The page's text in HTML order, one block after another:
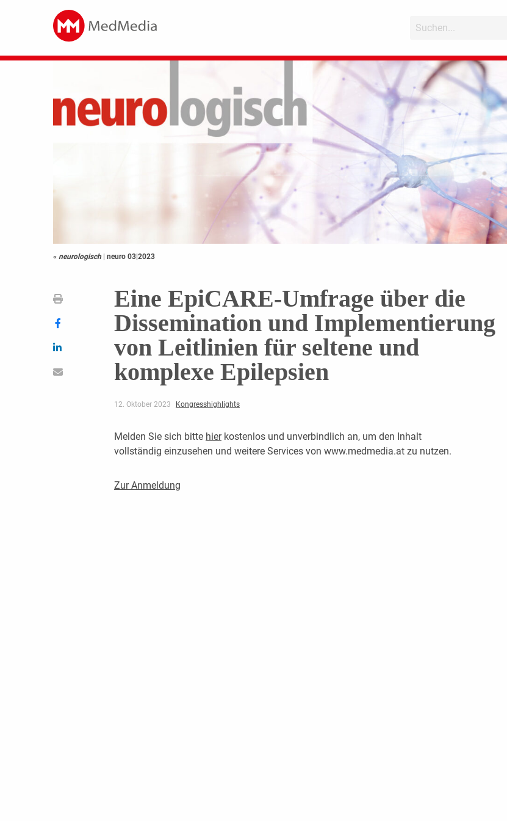
« neurologisch | neuro 03|2023
Eine EpiCARE-Umfrage über die
Dissemination und Implementierung
von Leitlinien für seltene und
komplexe Epilepsien
12. Oktober 2023 Kongresshighlights
Melden Sie sich bitte hierkostenlos und unverbindlich an, um den Inhalt
vollständig einzusehen und weitere Services von www.medmedia.at zu nutzen.
Zur Anmeldung